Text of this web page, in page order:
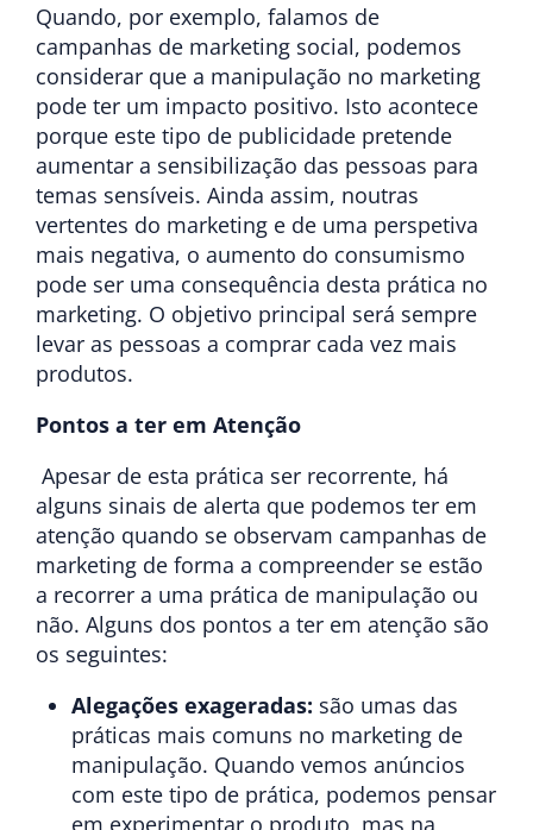
Quando, por exemplo, falamos de
campanhas de marketing social, podemos
considerar que a manipulação no marketing
pode ter um impacto positivo. Isto acontece
porque este tipo de publicidade pretende
aumentar a sensibilização das pessoas para
temas sensíveis. Ainda assim, noutras
vertentes do marketing e de uma perspetiva
mais negativa, o aumento do consumismo
pode ser uma consequência desta prática no
marketing. O objetivo principal será sempre
levar as pessoas a comprar cada vez mais
produtos.
Pontos a ter em Atenção
Apesar de esta prática ser recorrente, há
alguns sinais de alerta que podemos ter em
atenção quando se observam campanhas de
marketing de forma a compreender se estão
a recorrer a uma prática de manipulação ou
não. Alguns dos pontos a ter em atenção são
os seguintes:
Alegações exageradas: são umas das
práticas mais comuns no marketing de
manipulação. Quando vemos anúncios
com este tipo de prática, podemos pensar
em experimentar o produto, mas na